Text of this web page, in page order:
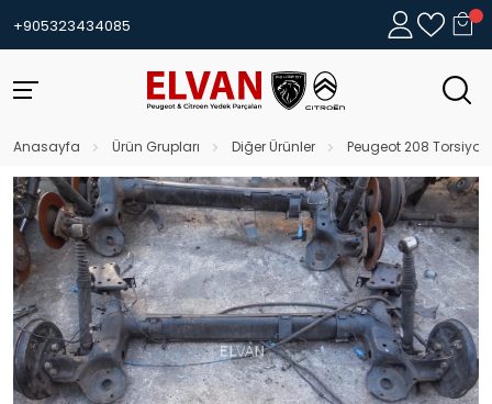
+905323434085
Anasayfa Ürün Grupları Diğer Ürünler Peugeot 208